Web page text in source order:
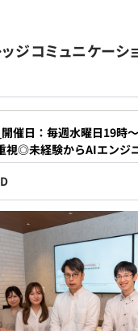
のマシンを支給いた
ト・コアバリューを
レンジしたい！という
最高のサービスを届け
トであってもチーム
て個人として成長でき
ジコミュニケーシ
催日：毎週水曜日19時
視◎未経験からAIエンジ